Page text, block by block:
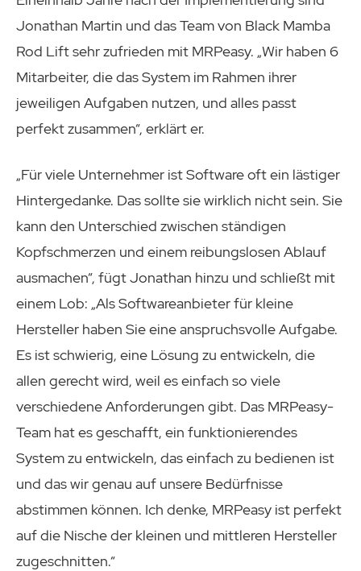
Jonathan Martin und das Team von Black Mamba
Rod Lift sehr zufrieden mit MRPeasy. „Wir haben 6
Mitarbeiter, die das System im Rahmen ihrer
jeweiligen Aufgaben nutzen, und alles passt
perfekt zusammen“, erklärt er.
„Für viele Unternehmer ist Software oft ein lästiger
Hintergedanke. Das sollte sie wirklich nicht sein. Sie
kann den Unterschied zwischen ständigen
Kopfschmerzen und einem reibungslosen Ablauf
ausmachen“, fügt Jonathan hinzu und schließt mit
einem Lob: „Als Softwareanbieter für kleine
Hersteller haben Sie eine anspruchsvolle Aufgabe.
Es ist schwierig, eine Lösung zu entwickeln, die
allen gerecht wird, weil es einfach so viele
verschiedene Anforderungen gibt. Das MRPeasy-
Team hat es geschafft, ein funktionierendes
System zu entwickeln, das einfach zu bedienen ist
und das wir genau auf unsere Bedürfnisse
abstimmen können. Ich denke, MRPeasy ist perfekt
auf die Nische der kleinen und mittleren Hersteller
zugeschnitten.“